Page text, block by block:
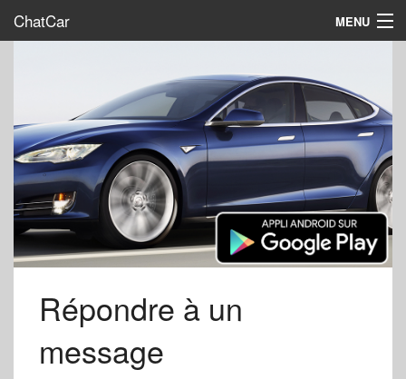
ChatCar MENU
Promote us
FAQ
Map
Sign in
Répondre à un
message